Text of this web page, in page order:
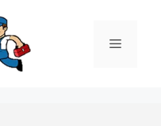
Menü